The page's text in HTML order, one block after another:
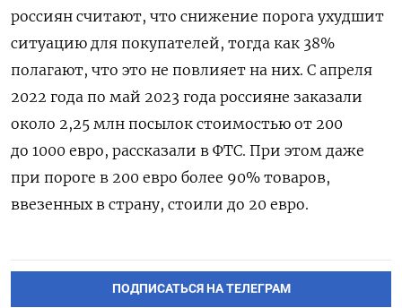
россиян считают, что снижение порога ухудшит
ситуацию для покупателей, тогда как 38%
полагают, что это не повлияет на них. С апреля
2022 года по май 2023 года россияне заказали
около 2,25 млн посылок стоимостью от 200
до 1000 евро, рассказали в ФТС. При этом даже
при пороге в 200 евро более 90% товаров,
ввезенных в страну, стоили до 20 евро.
ПОДПИСАТЬСЯ НА ТЕЛЕГРАМ